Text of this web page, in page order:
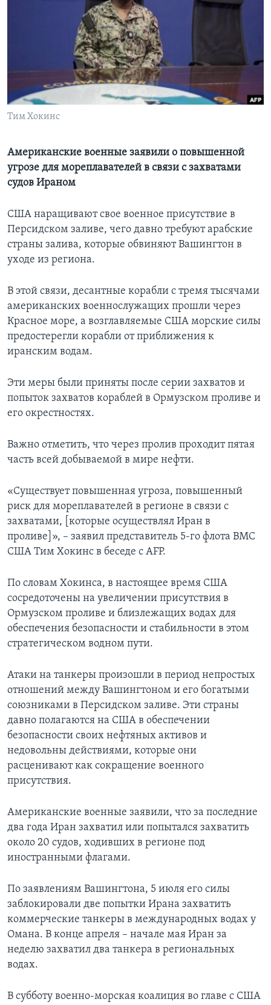
Learning English
СОЦИАЛЬНЫЕ СЕТИ
Языки
Тим Хокинс
Американские военные заявили о повышенной
угрозе для мореплавателей в связи с захватами
судов Ираном
США наращивают свое военное присутствие в
Персидском заливе, чего давно требуют арабские
страны залива, которые обвиняют Вашингтон в
уходе из региона.
В этой связи, десантные корабли с тремя тысячами
американских военнослужащих прошли через
Красное море, а возглавляемые США морские силы
предостерегли корабли от приближения к
иранским водам.
Эти меры были приняты после серии захватов и
попыток захватов кораблей в Ормузском проливе и
его окрестностях.
Важно отметить, что через пролив проходит пятая
часть всей добываемой в мире нефти.
«Существует повышенная угроза, повышенный
риск для мореплавателей в регионе в связи с
захватами, [которые осуществлял Иран в
проливе]», – заявил представитель 5-го флота ВМС
США Тим Хокинс в беседе с АFP.
По словам Хокинса, в настоящее время США
сосредоточены на увеличении присутствия в
Ормузском проливе и близлежащих водах для
обеспечения безопасности и стабильности в этом
стратегическом водном пути.
Атаки на танкеры произошли в период непростых
отношений между Вашингтоном и его богатыми
союзниками в Персидском заливе. Эти страны
давно полагаются на США в обеспечении
безопасности своих нефтяных активов и
недовольны действиями, которые они
расценивают как сокращение военного
присутствия.
Американские военные заявили, что за последние
два года Иран захватил или попытался захватить
около 20 судов, ходивших в регионе под
иностранными флагами.
По заявлениям Вашингтона, 5 июля его силы
заблокировали две попытки Ирана захватить
коммерческие танкеры в международных водах у
Омана. В конце апреля – начале мая Иран за
неделю захватил два танкера в региональных
водах.
В субботу военно-морская коалиция во главе с США